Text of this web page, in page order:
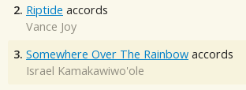
2. Riptide accords
Vance Joy
3. Somewhere Over The Rainbow accords
Israel Kamakawiwo'ole